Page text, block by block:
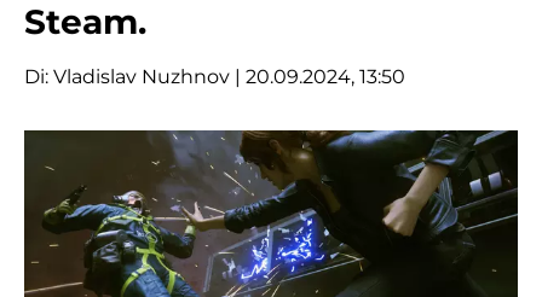
Steam.
Di: Vladislav Nuzhnov | 20.09.2024, 13:50